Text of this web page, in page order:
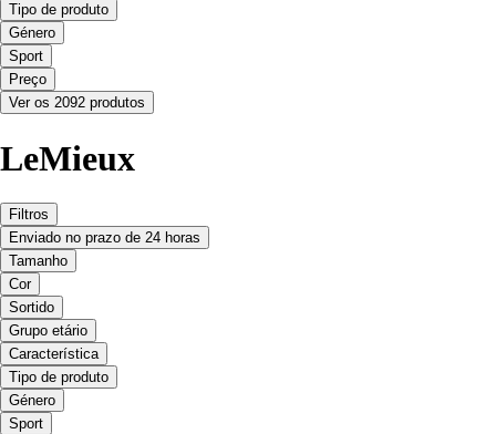
Tipo de produto
Género
Sport
Preço
Ver os 2092 produtos
LeMieux
Filtros
Enviado no prazo de 24 horas
Tamanho
Cor
Sortido
Grupo etário
Característica
Tipo de produto
Género
Sport